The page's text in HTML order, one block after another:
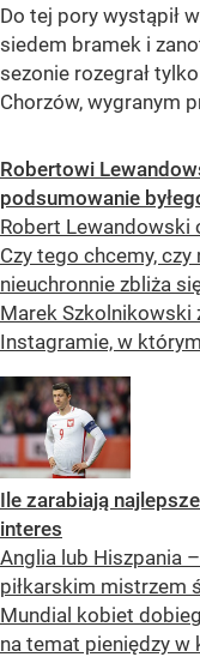
Do tej pory wystąpił
siedem bramek i
sezonie rozegrał
Chorzów, wygranym
Robertowi
podsumowanie
Robert Lewandowski
Czy tego chcemy,
nieuchronnie zbliża
Marek Szkolnikowski
Instagramie, w
Ile zarabiają
interes
Anglia lub Hiszpania
piłkarskim mistrzem
Mundial kobiet
na temat pieniędzy w